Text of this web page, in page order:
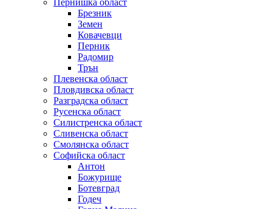
Пернишка област
Брезник
Земен
Ковачевци
Перник
Радомир
Трън
Плевенска област
Пловдивска област
Разградска област
Русенска област
Силистренска област
Сливенска област
Смолянска област
Софийска област
Антон
Божурище
Ботевград
Годеч